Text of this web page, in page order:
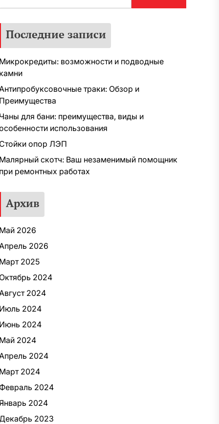
Последние записи
Микрокредиты: возможности и подводные
камни
траки: Обзор и
Преимущества
Чаны для бани: преимущества, виды и
использования
Стойки опор ЛЭП
Малярный скотч: Ваш незаменимый помощник
при ремонтных работах
Архив
Май 2026
2026
Март 2025
Октябрь 2024
2024
Июль 2024
Июнь 2024
Май 2024
2024
Март 2024
Февраль 2024
2024
2023